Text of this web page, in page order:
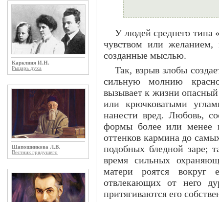
Карклиня И.Н.
Рыцарь духа
Шапошникова Л.В.
Вестник грядущего
У людей среднего типа
чувством или желанием,
созданные мыслью.
Так, взрыв злобы
сильную молнию
вызывает к жизни опасный
или крючковатыми
нанести вред. Любовь,
формы более или менее
оттенков кармина до
подобных бледной заре;
время сильных
матери роятся вокруг
отвлекающих от него
притягиваются его